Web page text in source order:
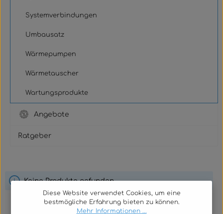
Systemverbindungen
Umbausatz
Wärmepumpen
Wärmetauscher
Wartungsprodukte
Angebote
Ratgeber
Keine Produkte gefunden.
Diese Website verwendet Cookies, um eine
bestmögliche Erfahrung bieten zu können.
Mehr Informationen ...